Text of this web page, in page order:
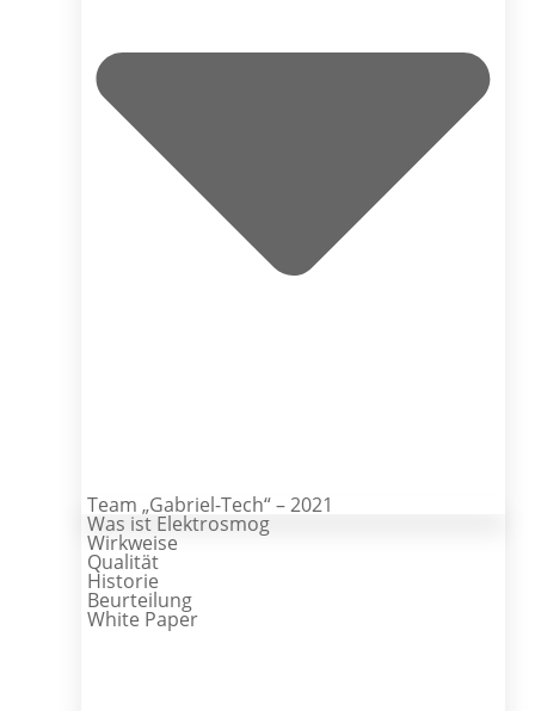
Team „Gabriel-Tech“ – 2021
Was ist Elektrosmog
Wirkweise
Qualität
Historie
Beurteilung
White Paper